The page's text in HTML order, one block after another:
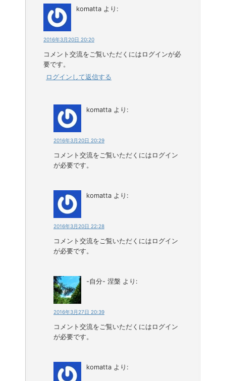
komatta より:
2016年3月20日 20:20
コメント交流をご覧いただくにはログインが必
要です。
ログインして返信する
komatta より:
2016年3月20日 20:29
コメント交流をご覧いただくにはログイン
が必要です。
komatta より:
2016年3月20日 22:28
コメント交流をご覧いただくにはログイン
が必要です。
-自分- 涅槃 より:
2016年3月27日 20:39
コメント交流をご覧いただくにはログイン
が必要です。
komatta より: